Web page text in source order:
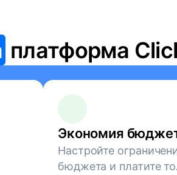
платформа
Экономия
Настройте
бюджета и платите